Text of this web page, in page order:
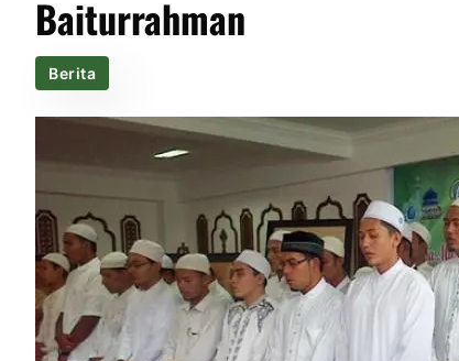
Baiturrahman
Berita